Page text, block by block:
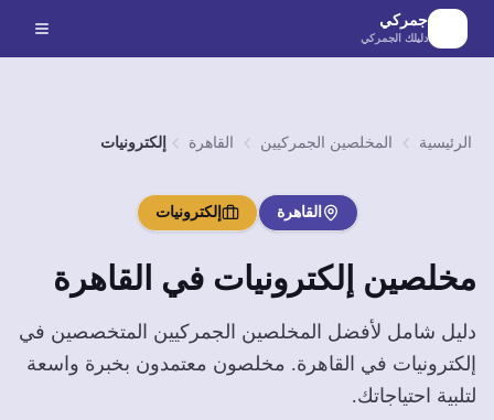
الانتقال إلى المحتوى الرئيسي
جمركي
دليلك الجمركي
الرئيسية المخلصين الجمركيين القاهرة إلكترونيات
القاهرة إلكترونيات
مخلصين إلكترونيات في القاهرة
دليل شامل لأفضل المخلصين الجمركيين المتخصصين في
إلكترونيات في القاهرة. مخلصون معتمدون بخبرة واسعة
لتلبية احتياجاتك.